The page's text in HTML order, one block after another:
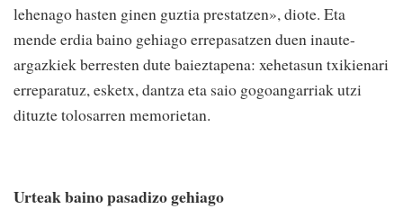
lehenago hasten ginen guztia prestatzen», diote. Eta
mende erdia baino gehiago errepasatzen duen inaute-
argazkiek berresten dute baieztapena: xehetasun txikienari
erreparatuz, esketx, dantza eta saio gogoangarriak utzi
dituzte tolosarren memorietan.
Urteak baino pasadizo gehiago